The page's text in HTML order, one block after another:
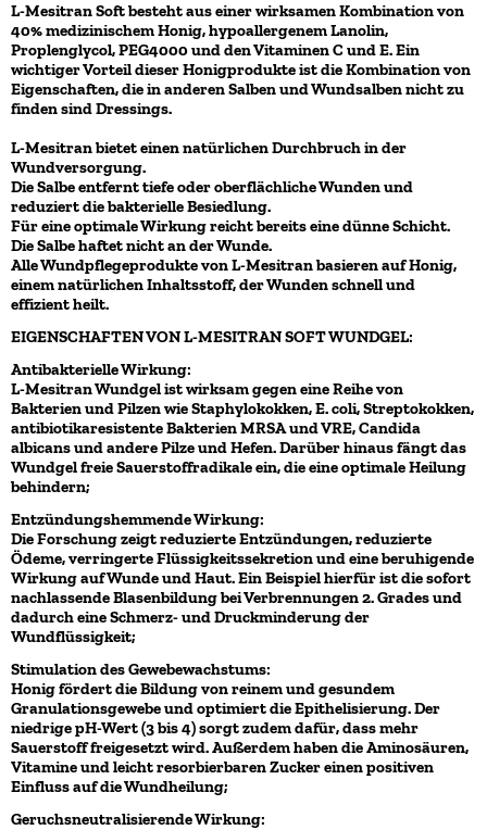
L-Mesitran Soft besteht aus einer wirksamen Kombination von
40% medizinischem Honig, hypoallergenem Lanolin,
Proplenglycol, PEG4000 und den Vitaminen C und E. Ein
wichtiger Vorteil dieser Honigprodukte ist die Kombination von
Eigenschaften, die in anderen Salben und Wundsalben nicht zu
finden sind Dressings.
L-Mesitran bietet einen natürlichen Durchbruch in der
Wundversorgung.
Die Salbe entfernt tiefe oder oberflächliche Wunden und
reduziert die bakterielle Besiedlung.
Für eine optimale Wirkung reicht bereits eine dünne Schicht.
Die Salbe haftet nicht an der Wunde.
Alle Wundpflegeprodukte von L-Mesitran basieren auf Honig,
einem natürlichen Inhaltsstoff, der Wunden schnell und
effizient heilt.
EIGENSCHAFTEN VON L-MESITRAN SOFT WUNDGEL:
Antibakterielle Wirkung:
L-Mesitran Wundgel ist wirksam gegen eine Reihe von
Bakterien und Pilzen wie Staphylokokken, E. coli, Streptokokken,
antibiotikaresistente Bakterien MRSA und VRE, Candida
albicans und andere Pilze und Hefen. Darüber hinaus fängt das
Wundgel freie Sauerstoffradikale ein, die eine optimale Heilung
behindern;
Entzündungshemmende Wirkung:
Die Forschung zeigt reduzierte Entzündungen, reduzierte
Ödeme, verringerte Flüssigkeitssekretion und eine beruhigende
Wirkung auf Wunde und Haut. Ein Beispiel hierfür ist die sofort
nachlassende Blasenbildung bei Verbrennungen 2. Grades und
dadurch eine Schmerz- und Druckminderung der
Wundflüssigkeit;
Stimulation des Gewebewachstums:
Honig fördert die Bildung von reinem und gesundem
Granulationsgewebe und optimiert die Epithelisierung. Der
niedrige pH-Wert (3 bis 4) sorgt zudem dafür, dass mehr
Sauerstoff freigesetzt wird. Außerdem haben die Aminosäuren,
Vitamine und leicht resorbierbaren Zucker einen positiven
Einfluss auf die Wundheilung;
Geruchsneutralisierende Wirkung: